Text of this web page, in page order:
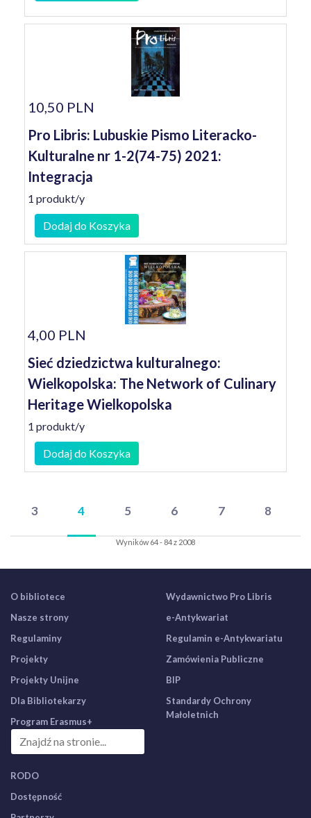
10,50 PLN
Pro Libris: Lubuskie Pismo Literacko-
Kulturalne nr 1-2(74-75) 2021:
Integracja
1 produkt/y
Dodaj do Koszyka
4,00 PLN
Sieć dziedzictwa kulturalnego:
Wielkopolska: The Network of Culinary
Heritage Wielkopolska
1 produkt/y
Dodaj do Koszyka
3 4 5 6 7 8
Wyników 64 - 84 z 2008
O bibliotece
Nasze strony
Regulaminy
Projekty
Projekty Unijne
Dla Bibliotekarzy
Program Erasmus+
Wydawnictwo Pro Libris
e-Antykwariat
Regulamin e-Antykwariatu
Zamówienia Publiczne
BIP
Standardy Ochrony
Małoletnich
RODO
Dostępność